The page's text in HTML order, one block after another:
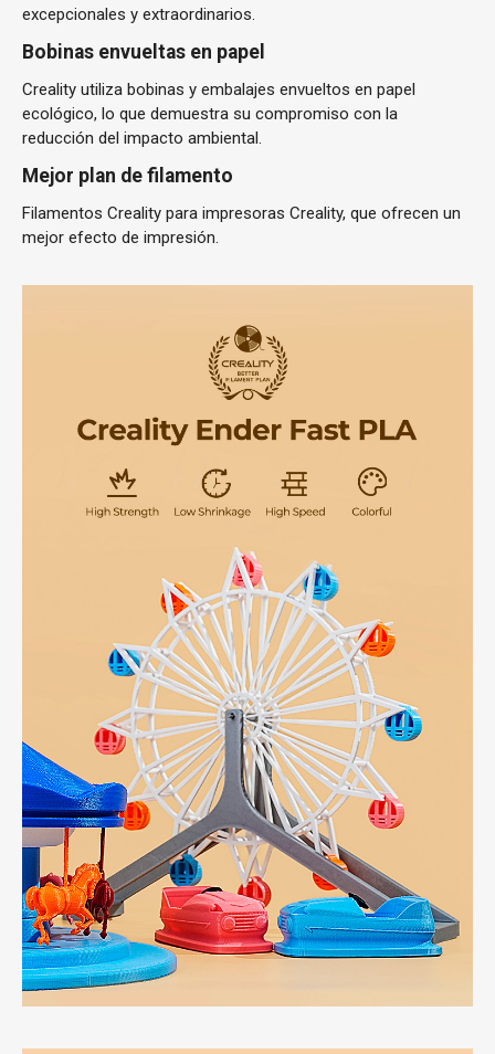
excepcionales y extraordinarios.
Bobinas envueltas en papel
Creality utiliza bobinas y embalajes envueltos en papel
ecológico, lo que demuestra su compromiso con la
reducción del impacto ambiental.
Mejor plan de filamento
Filamentos Creality para impresoras Creality, que ofrecen un
mejor efecto de impresión.